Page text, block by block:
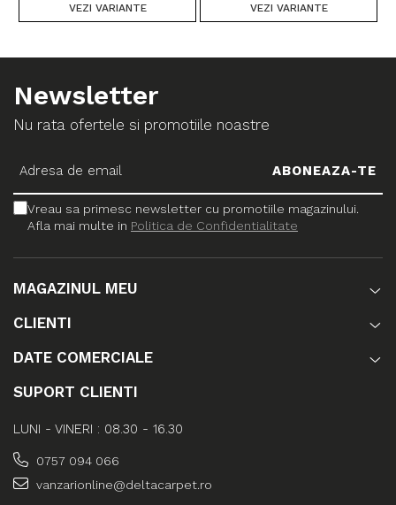
VEZI VARIANTE VEZI VARIANTE
Newsletter
Nu rata ofertele si promotiile noastre
Vreau sa primesc newsletter cu promotiile magazinului.
Afla mai multe in Politica de Confidentialitate
MAGAZINUL MEU
CLIENTI
DATE COMERCIALE
SUPORT CLIENTI
LUNI - VINERI : 08.30 - 16.30
0757 094 066
vanzarionline@deltacarpet.ro